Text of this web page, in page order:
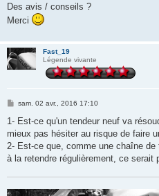
Des avis / conseils ?
Merci
Fast_19
Légende vivante
M
s
a
g
sam. 02 avr., 2016 17:10
1- Est-ce qu'un tendeur neuf va
mieux pas hésiter au risque de faire
2- Est-ce que, comme une chaîne
à la retendre régulièrement, ce serait